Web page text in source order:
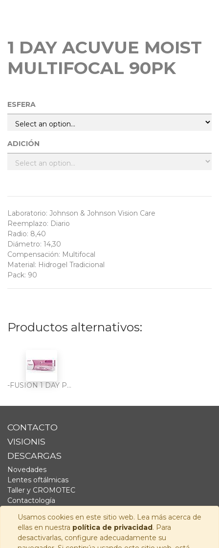
Usamos cookies en este sitio web. Lea más acerca de
ellas en nuestra política de privacidad. Para
desactivarlas, configure adecuadamente su
1 DAY ACUVUE MOIST
MULTIFOCAL 90PK
ESFERA
ADICIÓN
Laboratorio: Johnson & Johnson Vision Care
Reemplazo: Diario
Radio: 8,40
Diámetro: 14,30
Compensación: Multifocal
Material: Hidrogel Tradicional
Pack: 90
Productos alternativos:
-FUSION 1 DAY PRESBYO 30PK
CONTACTO
VISIONIS
DESCARGAS
Novedades
Lentes oftálmicas
Taller y CROMOTEC
Contactología
Fornitura
Audiología